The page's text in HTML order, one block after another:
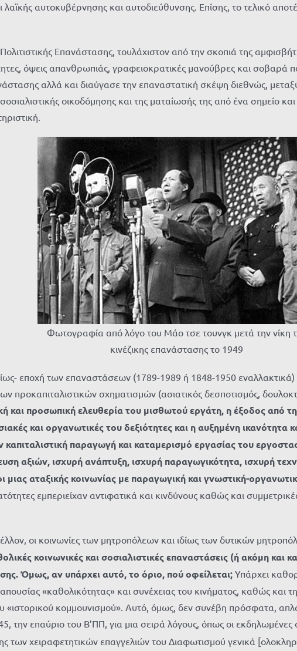
αυτοκυβέρνησης και αυτοδιεύθυνσης. Επίσης, το τελικό
Πολιτιστικής Επανάστασης, τουλάχιστον από την σκοπιά της
όψεις απανθρωπιάς, γραφειοκρατικές μανούβρες και σοβαρά
αλλά και διαύγασε την επαναστατική σκέψη διεθνώς,
οικοδόμησης και της ματαίωσής της από ένα σημείο
Φωτογραφία από λόγο του Μάο τσε τουνγκ μετά την νίκη
κινέζικης επανάστασης το 1949
εποχή των επαναστάσεων (1789-1989 ή 1848-1950 εναλλακτικά)
προκαπιταλιστικών σχηματισμών (ασιατικός δεσποτισμός,
και προσωπική ελευθερία του μισθωτού εργάτη, η έξοδος από
και οργανωτικές του δεξιότητες και η αυξημένη
παραγωγή και καταμερισμό εργασίας του
αξιών, ισχυρή ανάπτυξη, ισχυρή παραγωγικότητα, ισχυρή
μιας αταξικής κοινωνίας με παραγωγική και γνωστική-
εμπεριείχαν αντιφατικά και κινδύνους καθώς και
οι κοινωνίες των μητροπόλεων και ιδίως των δυτικών
κοινωνικές και σοσιαλιστικές επαναστάσεις (ή ακόμη και
Όμως, αν υπάρχει αυτό, το όριο, πού οφείλεται; Υπάρχει
«καθολικότητας» και συνέχειας του κινήματος, καθώς
«ιστορικού κομμουνισμού». Αυτό, όμως, δεν συνέβη πρόσφατα,
επαύριο του Β’ΠΠ, για μια σειρά λόγους, όπως οι εκδηλωμένες
των χειραφετητικών επαγγελιών του Διαφωτισμού γενικά